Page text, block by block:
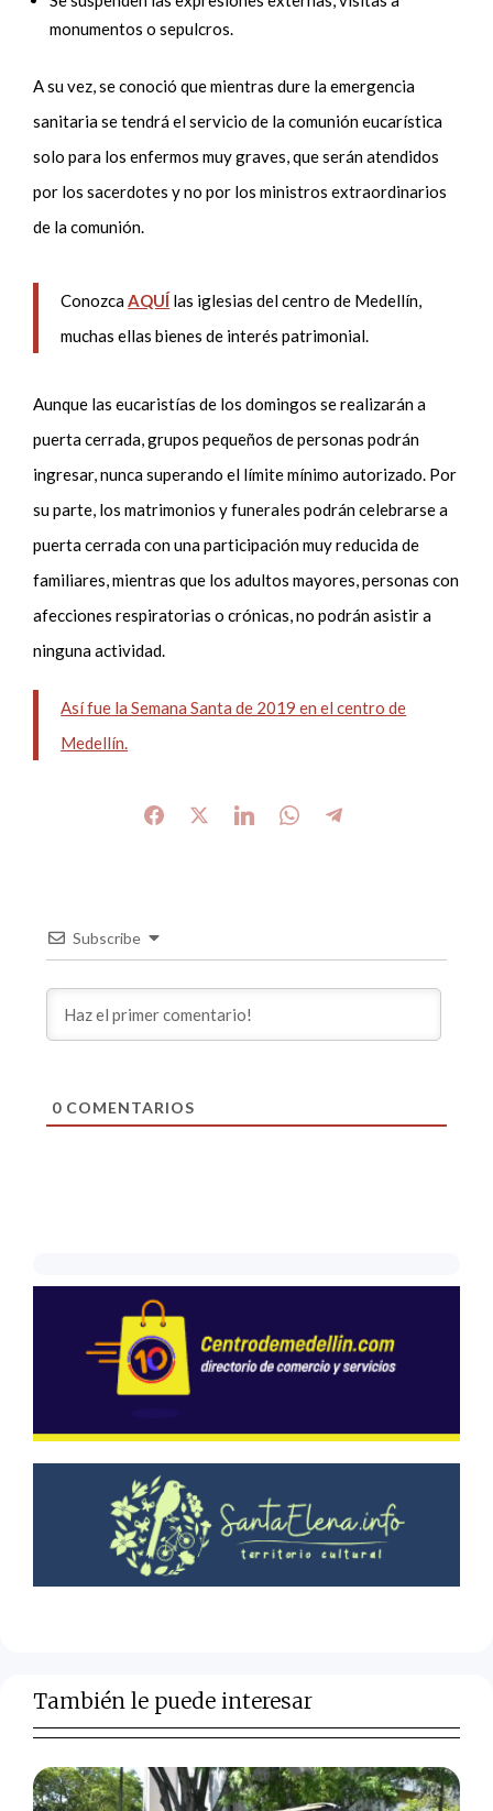
monumentos o sepulcros.
A su vez, se conoció que mientras dure la emergencia
sanitaria se tendrá el servicio de la comunión eucarística
solo para los enfermos muy graves, que serán atendidos
por los sacerdotes y no por los ministros extraordinarios
de la comunión.
ConozcaAQUÍ las iglesias del centro de Medellín,
muchas ellas bienes de interés patrimonial.
Aunque las eucaristías de los domingos se realizarán a
puerta cerrada, grupos pequeños de personas podrán
ingresar, nunca superando el límite mínimo autorizado. Por
su parte, los matrimonios y funerales podrán celebrarse a
puerta cerrada con una participación muy reducida de
familiares, mientras que los adultos mayores, personas con
afecciones respiratorias o crónicas, no podrán asistir a
ninguna actividad.
Así fue la Semana Santa de 2019 en el centro de
Medellín.
Subscribe
0COMENTARIOS
También le puede interesar